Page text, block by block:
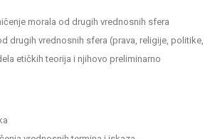
morala od drugih vrednosnih sfera
drugih vrednosnih sfera (prava, religije, politike,
etičkih teorija i njihovo preliminarno